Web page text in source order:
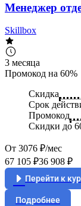
Менеджер
Skillbox
3 месяца
Промокод на 60%
Скидка
Срок
Промокод
Скидки до
От 3076 ₽/мес
67 105 ₽36 908 ₽
Перейти к
Подробнее